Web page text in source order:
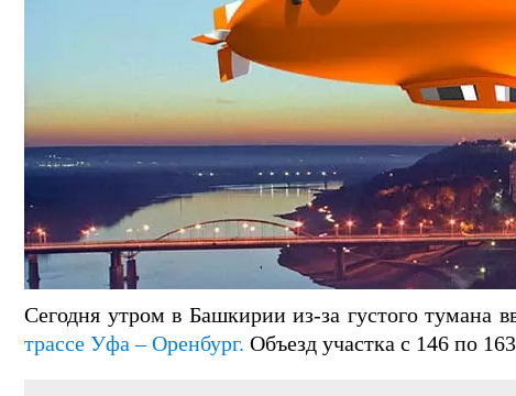
Сегодня утром в Башкирии из-за густого тумана
трассе Уфа – Оренбург. Объезд участка с 146 по